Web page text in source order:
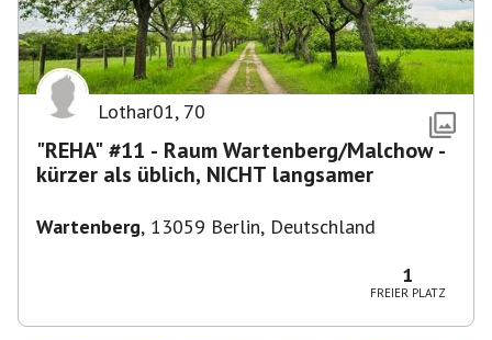
Lothar01, 70
"REHA" #11 - Raum Wartenberg/Malchow -
kürzer als üblich, NICHT langsamer
Wartenberg, 13059 Berlin, Deutschland
1
FREIER PLATZ